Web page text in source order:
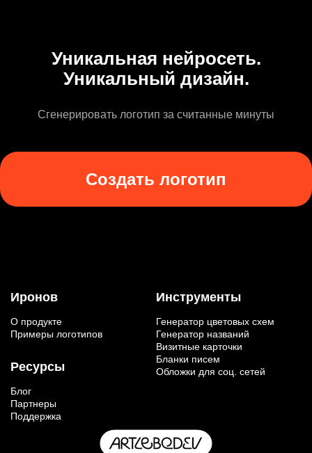
Уникальная нейросеть.
Уникальный дизайн.
Сгенерировать логотип за считанные минуты
Создать логотип
Иронов
О продукте
Примеры логотипов
Ресурсы
Блог
Партнеры
Поддержка
Инструменты
Генератор цветовых схем
Генератор названий
Визитные карточки
Бланки писем
Обложки для соц. сетей